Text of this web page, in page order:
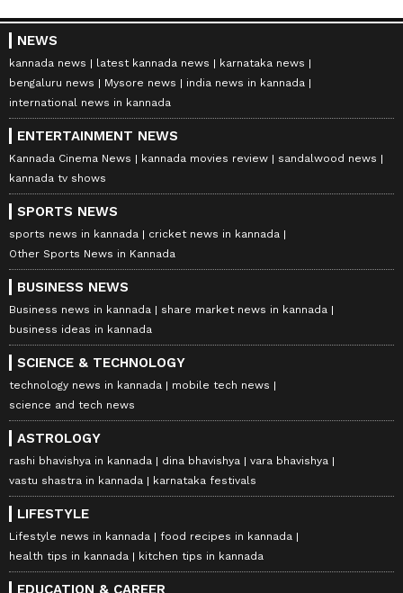
NEWS
kannada news latest kannada news
karnataka news
bengaluru news
Mysore news
india news in kannada
international news in kannada
ENTERTAINMENT NEWS
Kannada Cinema News kannada movies review
sandalwood news
kannada tv shows
SPORTS NEWS
sports news in kannada
cricket news in kannada
Other Sports News in Kannada
BUSINESS NEWS
Business news in kannada
share market news in kannada
business ideas in kannada
SCIENCE & TECHNOLOGY
technology news in kannada
mobile tech news
science and tech news
ASTROLOGY
rashi bhavishya in kannada dina bhavishya
vara bhavishya
vastu shastra in kannada
karnataka festivals
LIFESTYLE
Lifestyle news in kannada
food recipes in kannada
health tips in kannada
kitchen tips in kannada
EDUCATION & CAREER